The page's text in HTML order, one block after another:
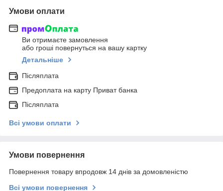
Умови оплати
Ви отримаєте замовлення
або гроші повернуться на вашу картку
Детальніше
Післяплата
Предоплата на карту Приват банка
Післяплата
Всі умови оплати
Умови повернення
Повернення товару впродовж 14 днів за домовленістю
Всі умови повернення